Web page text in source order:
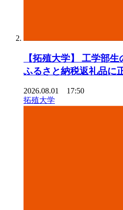
【拓殖⼤学】 ⼯学部
ふるさと納税返礼品に
2026.08.01 17:50
拓殖大学